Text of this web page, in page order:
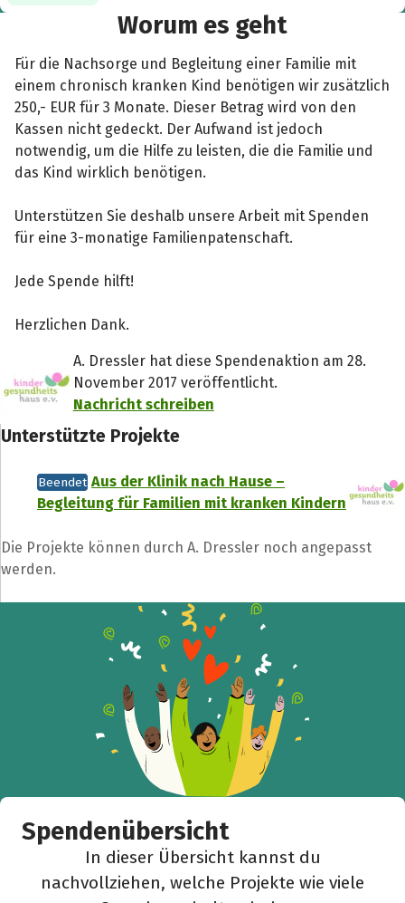
Worum es geht
Für die Nachsorge und Begleitung einer Familie mit
einem chronisch kranken Kind benötigen wir zusätzlich
250,- EUR für 3 Monate. Dieser Betrag wird von den
Kassen nicht gedeckt. Der Aufwand ist jedoch
notwendig, um die Hilfe zu leisten, die die Familie und
das Kind wirklich benötigen.
Unterstützen Sie deshalb unsere Arbeit mit Spenden
für eine 3-monatige Familienpatenschaft.
Jede Spende hilft!
Herzlichen Dank.
A. Dressler hat diese Spendenaktion am 28.
November 2017 veröffentlicht.
Nachricht schreiben
Unterstützte Projekte
Beendet Aus der Klinik nach Hause –
Begleitung für Familien mit kranken Kindern
Die Projekte können durch A. Dressler noch angepasst
werden.
Spendenübersicht
In dieser Übersicht kannst du
nachvollziehen, welche Projekte wie viele